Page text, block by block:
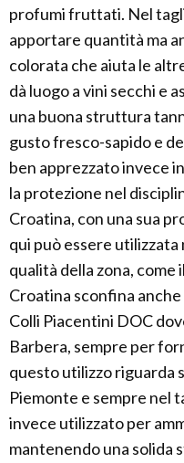
profumi fruttati. Nel
apportare quantità ma
colorata che aiuta le
dà luogo a vini secchi e
una buona struttura
gusto fresco-sapido e
ben apprezzato invece
la protezione nel
Croatina, con una sua
qui può essere
qualità della zona,
Croatina sconfina
Colli Piacentini DOC
Barbera, sempre per
questo utilizzo riguarda
Piemonte e sempre nel
invece utilizzato per
mantenendo una